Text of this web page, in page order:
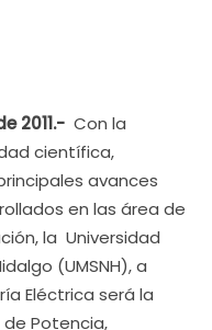
2011.- Con la
científica,
avances
en las área de
la Universidad
(UMSNH), a
Eléctrica será la
de Potencia,